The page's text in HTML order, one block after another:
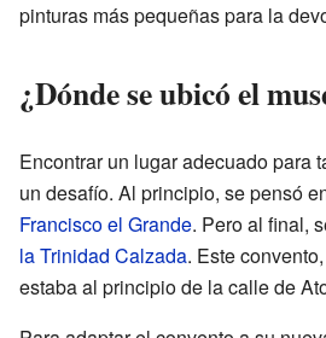
pinturas más pequeñas para la
¿Dónde se ubicó el
Encontrar un lugar adecuado para
un desafío. Al principio, se pensó
Francisco el Grande. Pero al final,
la Trinidad Calzada. Este
estaba al principio de la calle de